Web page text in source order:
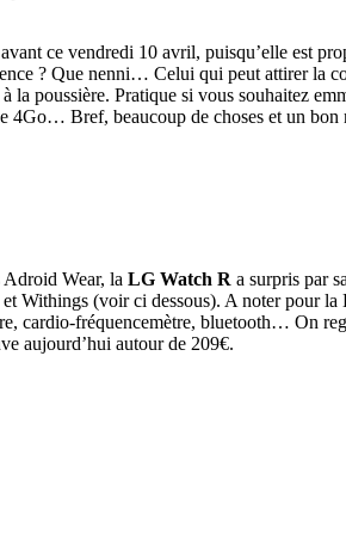
ce vendredi 10 avril, puisqu’elle est
? Que nenni… Celui qui peut attirer la
la poussière. Pratique si vous souhaitez
4Go… Bref, beaucoup de choses et un
Adroid Wear, la LG Watch R a surpris par
Withings (voir ci dessous). A noter pour
cardio-fréquencemètre, bluetooth… On
aujourd’hui autour de 209€.